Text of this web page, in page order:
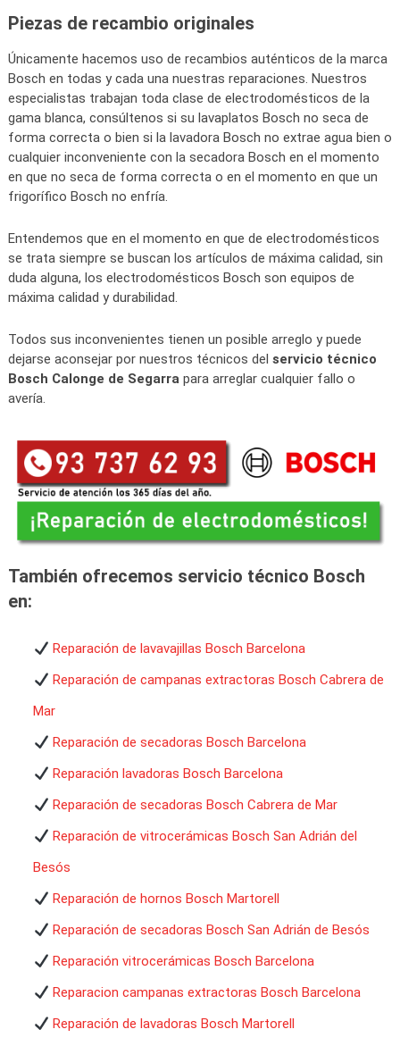
Piezas de recambio originales
Únicamente hacemos uso de recambios auténticos de la marca
Bosch en todas y cada una nuestras reparaciones. Nuestros
especialistas trabajan toda clase de electrodomésticos de la
gama blanca, consúltenos si su lavaplatos Bosch no seca de
forma correcta o bien si la lavadora Bosch no extrae agua bien o
cualquier inconveniente con la secadora Bosch en el momento
en que no seca de forma correcta o en el momento en que un
frigorífico Bosch no enfría.
Entendemos que en el momento en que de electrodomésticos
se trata siempre se buscan los artículos de máxima calidad, sin
duda alguna, los electrodomésticos Bosch son equipos de
máxima calidad y durabilidad.
Todos sus inconvenientes tienen un posible arreglo y puede
dejarse aconsejar por nuestros técnicos del servicio técnico
Bosch Calonge de Segarrapara arreglar cualquier fallo o
avería.
También ofrecemos servicio técnico Bosch
en:
Reparación de lavavajillas Bosch Barcelona
Reparación de campanas extractoras Bosch Cabrera de
Mar
Reparación de secadoras Bosch Barcelona
Reparación lavadoras Bosch Barcelona
Reparación de secadoras Bosch Cabrera de Mar
Reparación de vitrocerámicas Bosch San Adrián del
Besós
Reparación de hornos Bosch Martorell
Reparación de secadoras Bosch San Adrián de Besós
Reparación vitrocerámicas Bosch Barcelona
Reparacion campanas extractoras Bosch Barcelona
Reparación de lavadoras Bosch Martorell